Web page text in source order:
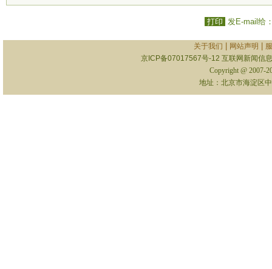
打印 发E-mail给
关于我们 网站声明
京ICP备07017567号-12 互联网新闻信
Copyright @ 2007-
地址：北京市海淀区